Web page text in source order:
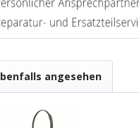
angesehen